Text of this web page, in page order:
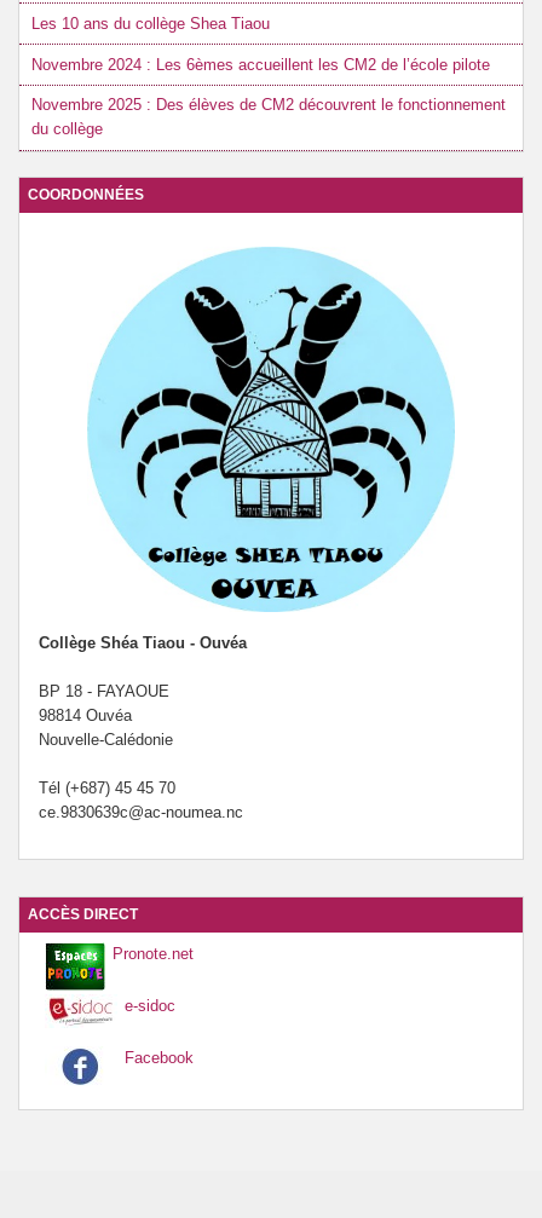
Les 10 ans du collège Shea Tiaou
Novembre 2024 : Les 6èmes accueillent les CM2 de l’école pilote
Novembre 2025 : Des élèves de CM2 découvrent le fonctionnement
du collège
COORDONNÉES
Collège Shéa Tiaou - Ouvéa
BP 18 - FAYAOUE
98814 Ouvéa
Nouvelle-Calédonie
Tél (+687) 45 45 70
ce.9830639c@ac-noumea.nc
ACCÈS DIRECT
Pronote.net
e-sidoc
Facebook